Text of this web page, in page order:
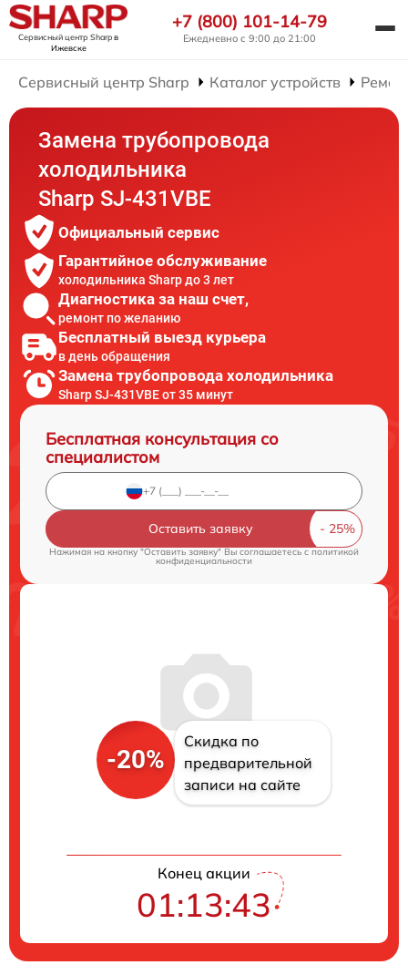
Сервисный центр Sharpв
Ижевске
+7 (800) 101-14-79
Ежедневно с 9:00 до 21:00
Сервисный центр Sharp Каталог устройств
Замена трубопровода
холодильника
Sharp SJ-431VBE
Официальный сервис
Гарантийное обслуживание
холодильника Sharp до 3 лет
Диагностика за наш счет,
ремонт по желанию
Бесплатный выезд курьера
в день обращения
Замена трубопровода холодильника
Sharp SJ-431VBE от 35 минут
Бесплатная консультация со
специалистом
Оставить заявку
Нажимая на кнопку "Оставить заявку" Вы соглашаетесь cполитикой
конфиденциальности
-20%
Скидка по
предварительной
записи на сайте
Конец акции
01:13:42